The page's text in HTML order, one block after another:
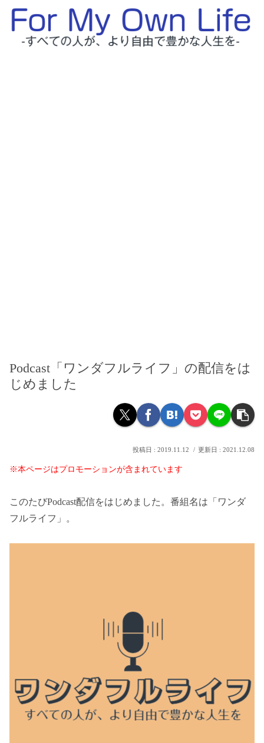
Podcast「ワンダフルライフ」の配信をは
じめました
2019.11.12 2021.12.08
※本ページはプロモーションが含まれています
このたびPodcast配信をはじめました。番組名は「ワンダ
フルライフ」。